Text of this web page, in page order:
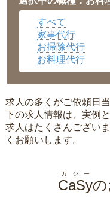
広島県▼
沖縄県
すべて
家事代行
お掃除代行
お料理代行
求人の多くがご依頼日
下の求人情報は、実例
求人はたくさんござい
くお願いします。
CaSy
カジー